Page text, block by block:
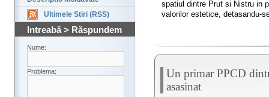
Ultimele Stiri (RSS)
Intreabă > Răspundem
Nume:
Problema:
spatiul dintre Prut si Nistru in
valorilor estetice, detasandu-
Un primar PPCD
asasinat